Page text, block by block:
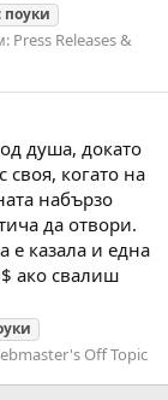
поуки
Press Releases &
душа, докато
когато на
набързо
да отвори.
е казала и една
ако свалиш
Off Topic